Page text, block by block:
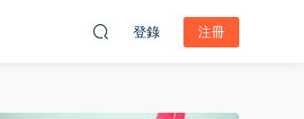
登錄 注冊